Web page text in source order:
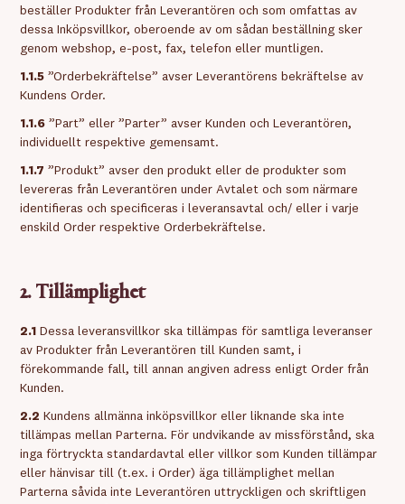
beställer Produkter från Leverantören och som omfattas av
dessa Inköpsvillkor, oberoende av om sådan beställning sker
genom webshop, e-post, fax, telefon eller muntligen.
1.1.5 ”Orderbekräftelse” avser Leverantörens bekräftelse av
Kundens Order.
1.1.6 ”Part” eller ”Parter” avser Kunden och Leverantören,
individuellt respektive gemensamt.
1.1.7 ”Produkt” avser den produkt eller de produkter som
levereras från Leverantören under Avtalet och som närmare
identifieras och specificeras i leveransavtal och/ eller i varje
enskild Order respektive Orderbekräftelse.
2. Tillämplighet
2.1 Dessa leveransvillkor ska tillämpas för samtliga leveranser
av Produkter från Leverantören till Kunden samt, i
förekommande fall, till annan angiven adress enligt Order från
Kunden.
2.2 Kundens allmänna inköpsvillkor eller liknande ska inte
tillämpas mellan Parterna. För undvikande av missförstånd, ska
inga förtryckta standardavtal eller villkor som Kunden tillämpar
eller hänvisar till (t.ex. i Order) äga tillämplighet mellan
Parterna såvida inte Leverantören uttryckligen och skriftligen